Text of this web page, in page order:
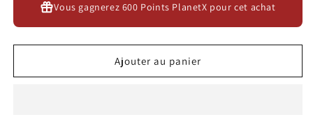
de
EVOLVED
de
EVOLVED
BUTTERFLY
Vous gagnerez 600 Points PlanetX pour cet achat
Ajouter au panier